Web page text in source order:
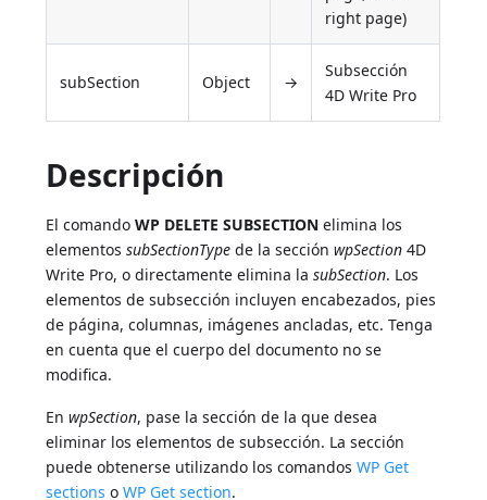
right page)
subSection Object →
Subsección
4D Write Pro
Descripción
El comandoWP DELETE SUBSECTION elimina los
elementossubSectionType de la secciónwpSection 4D
Write Pro, o directamente elimina lasubSection. Los
elementos de subsección incluyen encabezados, pies
de página, columnas, imágenes ancladas, etc. Tenga
en cuenta que el cuerpo del documento no se
modifica.
EnwpSection, pase la sección de la que desea
eliminar los elementos de subsección. La sección
puede obtenerse utilizando los comandosWP Get
sections oWP Get section.